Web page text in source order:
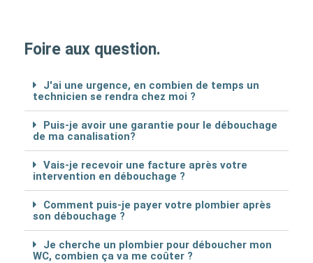
Foire aux question.
J'ai une urgence, en combien de temps un
technicien se rendra chez moi ?
Puis-je avoir une garantie pour le débouchage
de ma canalisation?
Vais-je recevoir une facture après votre
intervention en débouchage ?
Comment puis-je payer votre plombier après
son débouchage ?
Je cherche un plombier pour déboucher mon
WC, combien ça va me coûter ?